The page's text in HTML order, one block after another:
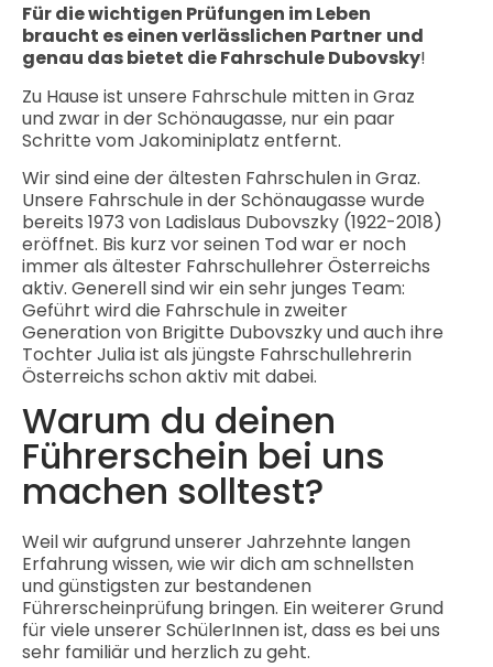
Für die wichtigen Prüfungen im Leben
braucht es einen verlässlichen Partner und
genau das bietet die Fahrschule Dubovsky!
Zu Hause ist unsere Fahrschule mitten in Graz
und zwar in der Schönaugasse, nur ein paar
Schritte vom Jakominiplatz entfernt.
Wir sind eine der ältesten Fahrschulen in Graz.
Unsere Fahrschule in der Schönaugasse wurde
bereits 1973 von Ladislaus Dubovszky (1922-2018)
eröffnet. Bis kurz vor seinen Tod war er noch
immer als ältester Fahrschullehrer Österreichs
aktiv. Generell sind wir ein sehr junges Team:
Geführt wird die Fahrschule in zweiter
Generation von Brigitte Dubovszky und auch ihre
Tochter Julia ist als jüngste Fahrschullehrerin
Österreichs schon aktiv mit dabei.
Warum du deinen
Führerschein bei uns
machen solltest?
Weil wir aufgrund unserer Jahrzehnte langen
Erfahrung wissen, wie wir dich am schnellsten
und günstigsten zur bestandenen
Führerscheinprüfung bringen. Ein weiterer Grund
für viele unserer SchülerInnen ist, dass es bei uns
sehr familiär und herzlich zu geht.